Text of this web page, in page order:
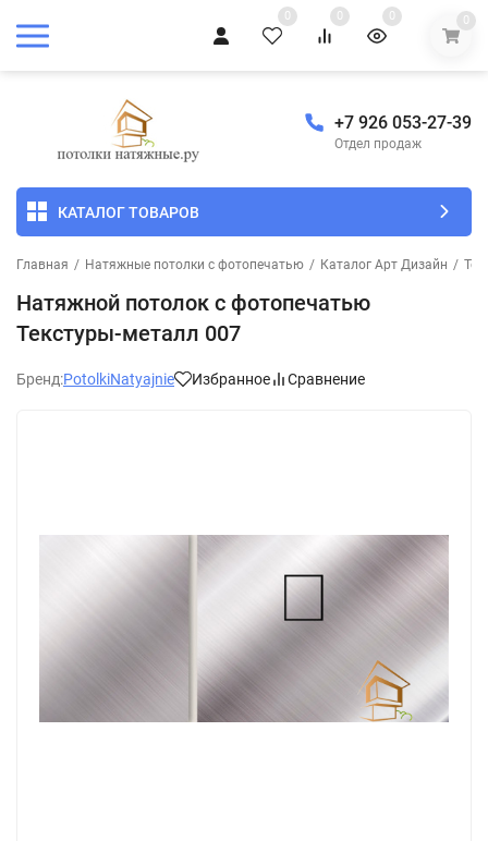
0 0 0 0
+7 926 053-27-39
Отдел продаж
КАТАЛОГ ТОВАРОВ
Главная / Натяжные потолки с фотопечатью / Каталог Арт Дизайн /
Натяжной потолок с фотопечатью
Текстуры-металл 007
Бренд:PotolkiNatyajnie Избранное Сравнение